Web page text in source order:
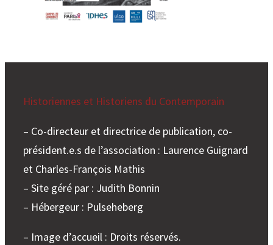
Historiennes et Historiens du Contemporain
– Co-directeur et directrice de publication, co-
président.e.s de l’association : Laurence Guignard
et Charles-François Mathis
– Site géré par : Judith Bonnin
– Hébergeur : Pulseheberg
– Image d’accueil : Droits réservés.